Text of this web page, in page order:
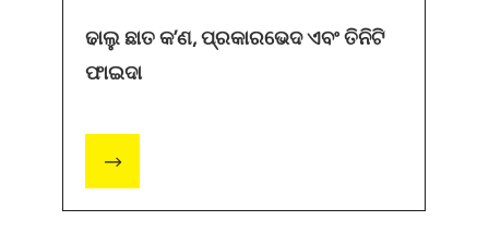
ଢାଲୁ ଛାତ କ’ଣ, ପ୍ରକାରଭେଦ ଏବଂ ତିନିଟି
ଫାଇଦା